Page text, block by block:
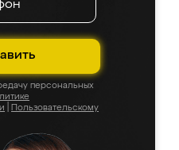
персональных
Пользовательскому